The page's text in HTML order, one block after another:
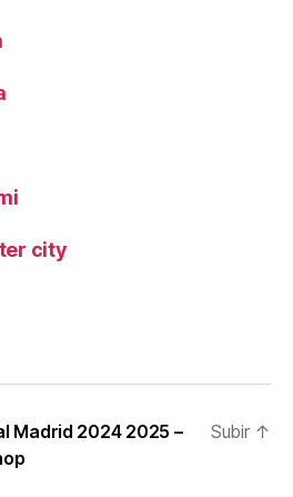
city
Madrid 2024 2025 –
Subir ↑